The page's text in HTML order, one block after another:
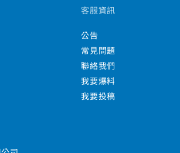
客服資訊
公告
常見問題
聯絡我們
我要爆料
我要投稿